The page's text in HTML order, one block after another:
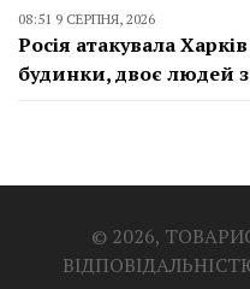
08:51 9 СЕРПНЯ, 2026
Росія атакувала
будинки, двоє людей
© 2026,